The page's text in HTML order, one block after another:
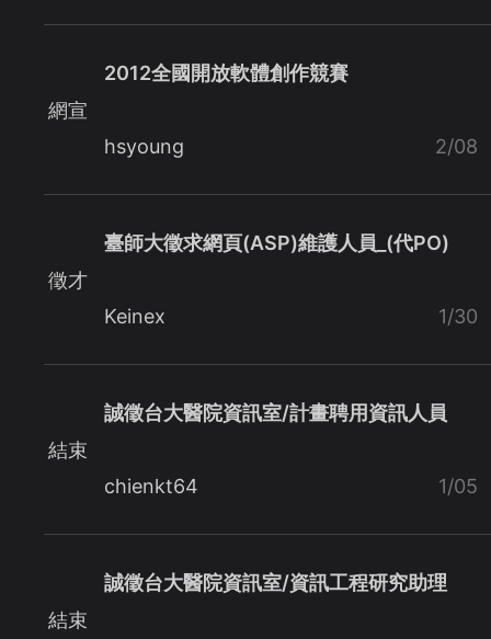
網宣
2012全國開放軟體創作競賽
hsyoung 2/08
徵才
臺師大徵求網頁(ASP)維護人員_(代PO)
Keinex 1/30
結束
誠徵台大醫院資訊室/計畫聘用資訊人員
chienkt64 1/05
結束
誠徵台大醫院資訊室/資訊工程研究助理